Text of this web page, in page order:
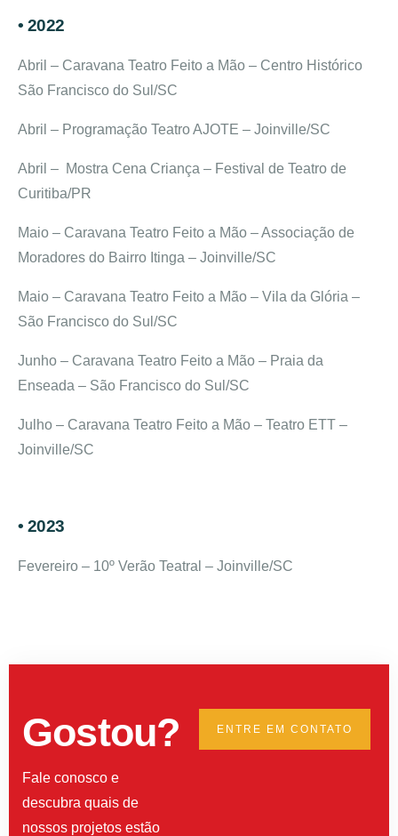
• 2022
Abril – Caravana Teatro Feito a Mão – Centro Histórico
São Francisco do Sul/SC
Abril – Programação Teatro AJOTE – Joinville/SC
Abril – Mostra Cena Criança – Festival de Teatro de
Curitiba/PR
Maio – Caravana Teatro Feito a Mão – Associação de
Moradores do Bairro Itinga – Joinville/SC
Maio – Caravana Teatro Feito a Mão – Vila da Glória –
São Francisco do Sul/SC
Junho – Caravana Teatro Feito a Mão – Praia da
Enseada – São Francisco do Sul/SC
Julho – Caravana Teatro Feito a Mão – Teatro ETT –
Joinville/SC
• 2023
Fevereiro – 10º Verão Teatral – Joinville/SC
Gostou?
Fale conosco e
descubra quais de
nossos projetos estão
ENTRE EM CONTATO